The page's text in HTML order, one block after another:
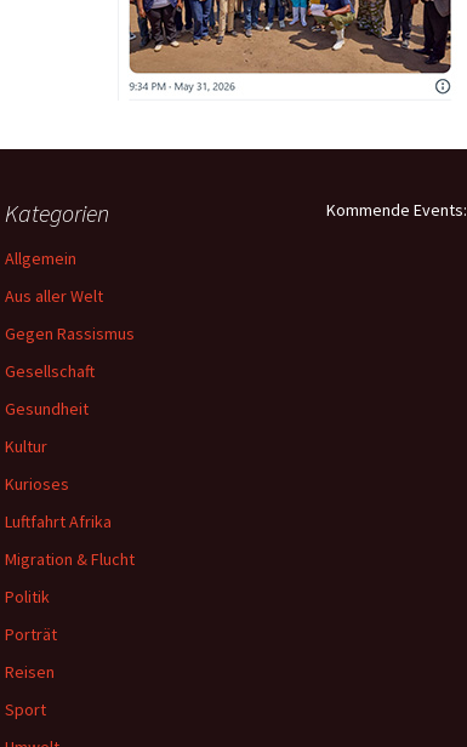
Kategorien
Allgemein
Aus aller Welt
Gegen Rassismus
Gesellschaft
Gesundheit
Kultur
Kurioses
Luftfahrt Afrika
Migration & Flucht
Politik
Porträt
Reisen
Sport
Kommende Events: